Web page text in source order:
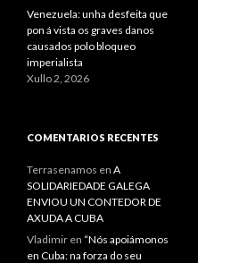
Venezuela: unha desfeita que
pon á vista os graves danos
causados polo bloqueo
imperialista
Xullo 2, 2026
COMENTARIOS RECENTES
Terrasenamos en A
SOLIDARIEDADE GALEGA
ENVIOU UN CONTEDOR DE
AXUDA A CUBA
Vladimir en “Nós apoiámonos
en Cuba: na forza do seu